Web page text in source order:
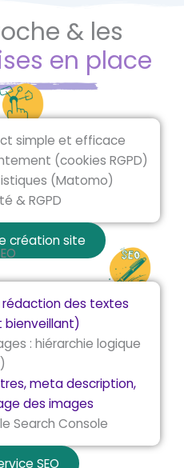
& les
en place
simple et efficace
(cookies RGPD)
(Matomo)
& RGPD​
création site
des textes
bienveillant)
: hiérarchie logique
meta description,
des images
Search Console
SEO